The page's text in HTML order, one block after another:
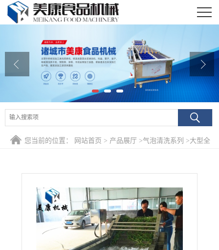
公司介绍
公司动态
产品展厅
联系我们
您当前的位置： 网站首页 > 产品展厅 >气泡清洗系列 >大型全